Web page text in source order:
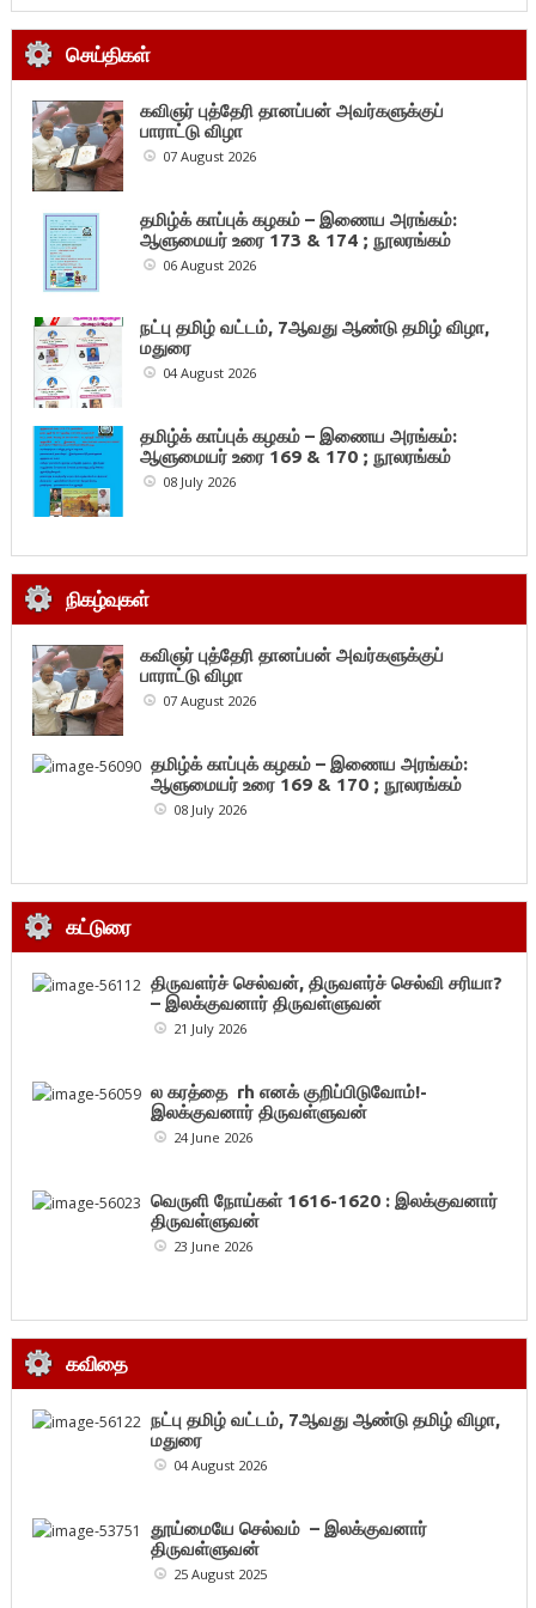
செய்திகள்
கவிஞர் புத்தேரி தானப்பன் அவர்களுக்குப்
பாராட்டு விழா
07 August 2026
தமிழ்க் காப்புக் கழகம் – இணைய அரங்கம்:
ஆளுமையர் உரை 173 & 174 ; நூலரங்கம்
06 August 2026
நட்பு தமிழ் வட்டம், 7ஆவது ஆண்டு தமிழ் விழா,
மதுரை
04 August 2026
தமிழ்க் காப்புக் கழகம் – இணைய அரங்கம்:
ஆளுமையர் உரை 169 & 170 ; நூலரங்கம்
08 July 2026
நிகழ்வுகள்
கவிஞர் புத்தேரி தானப்பன் அவர்களுக்குப்
பாராட்டு விழா
07 August 2026
தமிழ்க் காப்புக் கழகம் – இணைய அரங்கம்:
ஆளுமையர் உரை 169 & 170 ; நூலரங்கம்
08 July 2026
கட்டுரை
திருவளர்ச் செல்வன், திருவளர்ச் செல்வி சரியா?
– இலக்குவனார் திருவள்ளுவன்
21 July 2026
ல கரத்தை rh எனக் குறிப்பிடுவோம்!-
இலக்குவனார் திருவள்ளுவன்
24 June 2026
வெருளி நோய்கள் 1616-1620 : இலக்குவனார்
திருவள்ளுவன்
23 June 2026
கவிதை
நட்பு தமிழ் வட்டம், 7ஆவது ஆண்டு தமிழ் விழா,
மதுரை
04 August 2026
தூய்மையே செல்வம் – இலக்குவனார்
திருவள்ளுவன்
25 August 2025